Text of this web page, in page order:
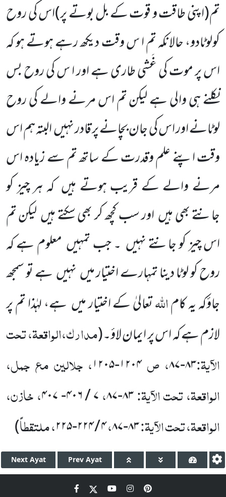
تم(اپنی طاقت و قوت کے بل بوتے پر)اس کی روح
کولوٹادو، حالانکہ تم ا س وقت دیکھ رہے ہوتے ہو کہ
اس پر موت کی غَشی طاری ہے اور ا س کی روح بس
نکلنے ہی والی ہے لیکن تم اس مرنے والے کی روح
لوٹانے اور اس کی جان بچانے پر قادر نہیںالبتہ ہم اس
وقت اپنے علم وقدرت کے ساتھ تم سے زیادہ اس
مرنے والے کے قریب ہوتے ہیں کہ ہر چیز کو
جانتے بھی ہیںاور سب کچھ کر بھی سکتے ہیںلیکن تم
اس چیز کو جانتے نہیں ۔ جب تمہیں معلوم ہے کہ
روح کو لوٹا دینا تمہارے اختیار میںنہیںہے تو سمجھ
جاؤکہ یہ کاماللہتعالیٰ کے اختیار میں ہے، لہٰذا تم پر
لازم ہے کہ اس پر ایمان لاؤ۔(مدارک،الواقعۃ، تحت
الآیۃ:۸۳-۸۷، ص۱۲۰۴-۱۲۰۵، جلالین مع جمل،
الواقعۃ، تحت الآیۃ:۸۳-۸۷،۷/۴۰۶-۴۰۷، خازن،
الواقعۃ، تحت الآیۃ:۸۳-۸۷،۴/۲۲۴-۲۲۵، ملتقطاً)
Next Ayat Prev Ayat